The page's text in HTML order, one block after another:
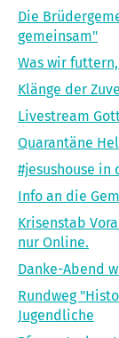
Die
gemeinsam"
Was wir
Klänge der
Livestream
Quarantäne
#jesushouse in
Info an die
Krisenstab
nur Online.
Danke-Abend
Rundweg
Jugendliche